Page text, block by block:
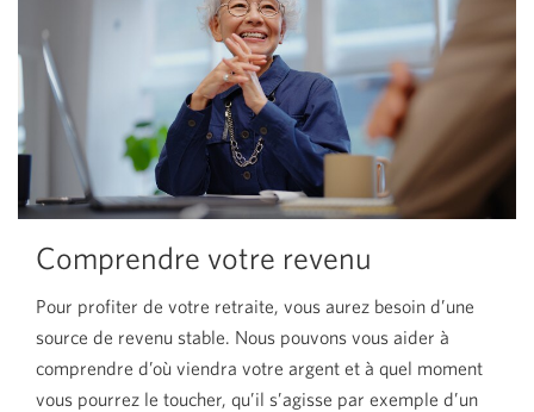
Comprendre votre revenu
Pour profiter de votre retraite, vous aurez besoin d’une
source de revenu stable. Nous pouvons vous aider à
comprendre d’où viendra votre argent et à quel moment
vous pourrez le toucher, qu’il s’agisse par exemple d’un